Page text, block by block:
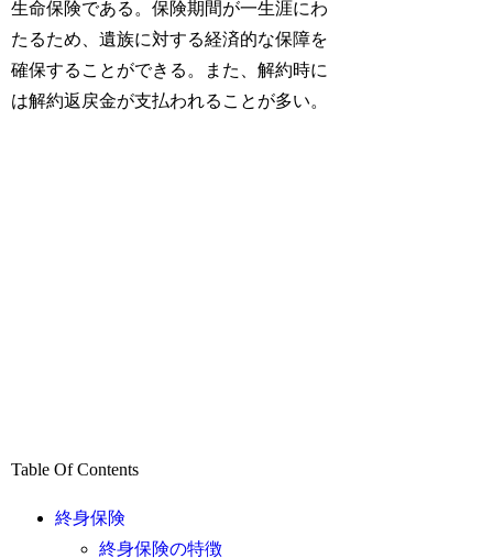
生命保険である。保険期間が一生涯にわ
たるため、遺族に対する経済的な保障を
確保することができる。また、解約時に
は解約返戻金が支払われることが多い。
Table Of Contents
終身保険
終身保険の特徴